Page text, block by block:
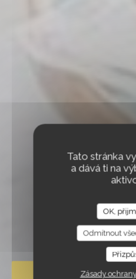
Tato stránka
a dává ti na
OK,
Odmítnout
Zásady
IL
IL
ITALIAN